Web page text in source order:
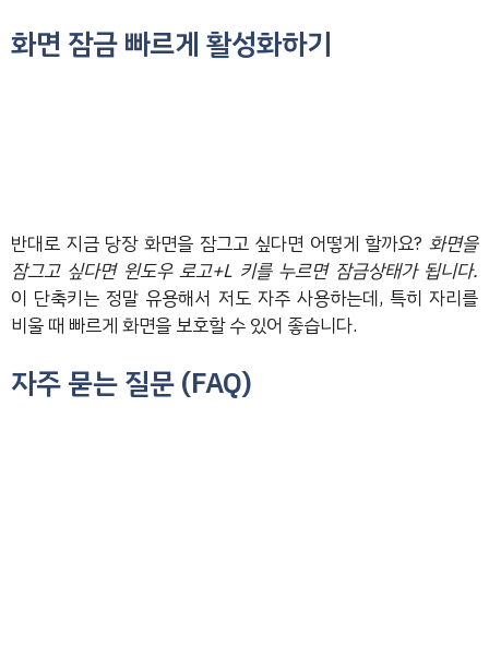
화면 잠금 빠르게 활성화하기
반대로 지금 당장 화면을 잠그고 싶다면 어떻게 할까요? 화면을
잠그고 싶다면 윈도우 로고+L 키를 누르면 잠금상태가 됩니다.
이 단축키는 정말 유용해서 저도 자주 사용하는데, 특히 자리를
비울 때 빠르게 화면을 보호할 수 있어 좋습니다.
자주 묻는 질문 (FAQ)